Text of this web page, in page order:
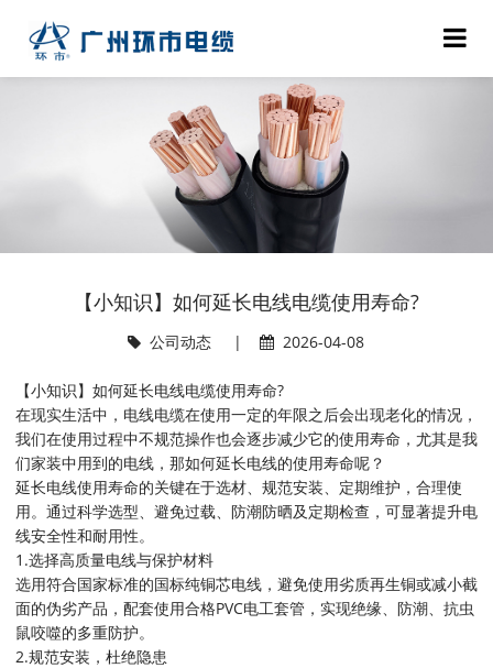
【小知识】如何延长电线电缆使用寿命?
公司动态 | 2026-04-08
【小知识】如何延长电线电缆使用寿命?
在现实生活中，电线电缆在使用一定的年限之后会出现老化的情况，
我们在使用过程中不规范操作也会逐步减少它的使用寿命，尤其是我
们家装中用到的电线，那如何延长电线的使用寿命呢？
延长电线使用寿命的关键在于选材、规范安装、定期维护‌，合理使
用。通过科学选型、避免过载、防潮防晒及定期检查，可显著提升电
线安全性和耐用性。
1.‌选择高质量电线与保护材料‌
选用符合国家标准的‌国标纯铜芯电线‌，避免使用劣质再生铜或减小截
面的伪劣产品，配套使用合格‌PVC电工套管‌，实现绝缘、防潮、抗虫
鼠咬噬的多重防护。
2.‌规范安装，杜绝隐患‌